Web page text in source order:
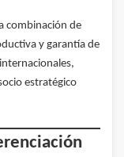
combinación de
y garantía de
estratégico